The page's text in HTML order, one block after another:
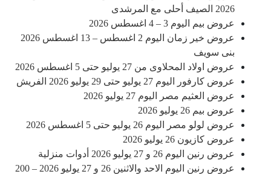
2026 الصيف أحلى مع المرشدى
عروض بيم اليوم 3 – 4 اغسطس 2026
عروض خير زمان اليوم 2 اغسطس – 13 اغسطس 2026
بنى سويف
عروض اولاد المحلاوى من 27 يوليو حتى 5 اغسطس 2026
عروض كارفور اليوم 27 يوليو حتى 29 يوليو 2026 الفريش
عروض العثيم مصر اليوم 27 يوليو 2026
عروض بيم 26 يوليو 2026
عروض لولو مصر اليوم 26 يوليو حتى 5 اغسطس 2026
عروض كازيون 26 يوليو 2026
عروض رنين اليوم 26 و 27 يوليو 2026 أدوات منزلية
عروض رنين اليوم الاحد والاثنين 26 و 27 يوليو 2026 – 200